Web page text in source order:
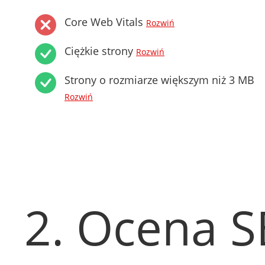
Core Web Vitals Rozwiń
Ciężkie strony Rozwiń
Strony o rozmiarze większym niż 3 MB
Rozwiń
2. Ocena